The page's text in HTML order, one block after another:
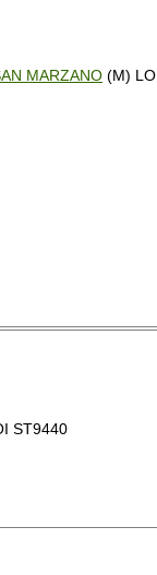
MARZANO (M)
ST9440